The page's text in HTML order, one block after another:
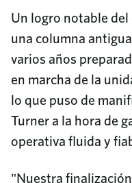
Un logro notable
una columna
varios años
en marcha de la
lo que puso de
Turner a la hora de
operativa fluida y
"Nuestra